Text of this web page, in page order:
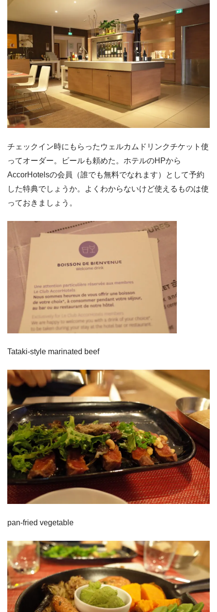
チェックイン時にもらったウェルカムドリンクチケット使
ってオーダー。ビールも頼めた。ホテルのHPから
AccorHotelsの会員（誰でも無料でなれます）として予約
した特典でしょうか。よくわからないけど使えるものは使
っておきましょう。
Tataki-style marinated beef
pan-fried vegetable